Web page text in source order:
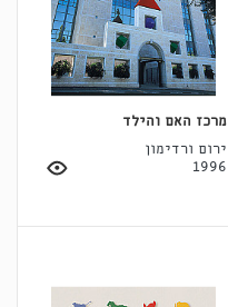
מרכז האם והילד
ירום ורדימון
1996